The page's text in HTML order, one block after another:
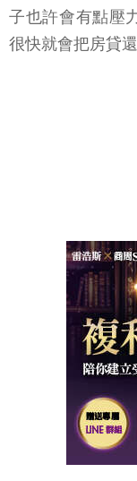
子也許會有點壓
很快就會把房貸還